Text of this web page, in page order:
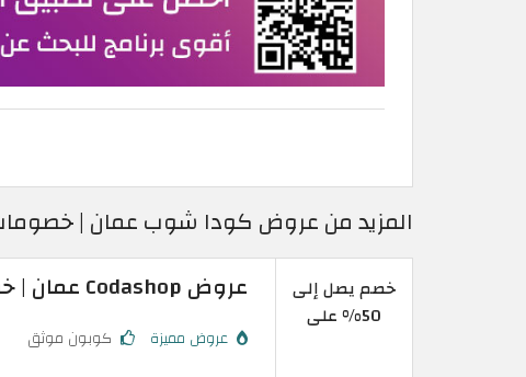
المزيد من عروض كودا شوب عمان | خصومات
خصم يصل إلى
50% على
عروض Codashop عمان | خصم يصل إلى 50% على شحنات اللعبة
عروض مميزة كوبون موثق